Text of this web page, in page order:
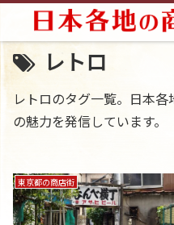
レトロ
レトロのタグ一覧。日本
の魅力を発信しています。
東京都の商店街